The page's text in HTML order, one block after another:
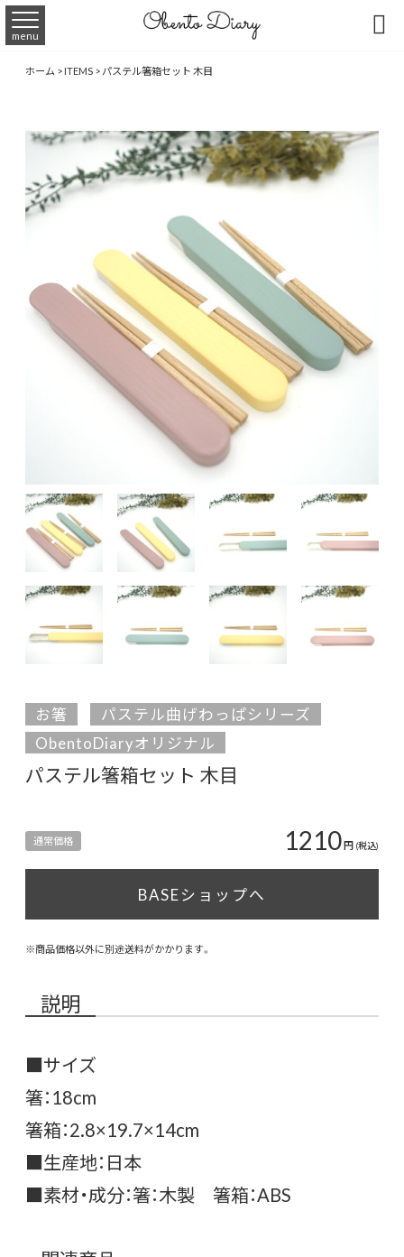
menu 
ホーム>ITEMS>パステル箸箱セット 木目
お箸
パステル曲げわっぱシリーズ
ObentoDiaryオリジナル
パステル箸箱セット 木目
通常価格 1210円 (税込)
BASEショップへ
※商品価格以外に別途送料がかかります。
説明
■サイズ
箸：18cm
箸箱：2.8×19.7×14cm
■生産地：日本
■素材・成分：箸：木製 箸箱：ABS